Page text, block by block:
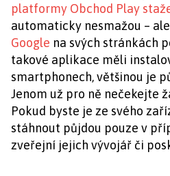
platformy Obchod Play
automaticky nesmažou –
Google na svých stránkách
takové aplikace měli
smartphonech, většinou je
Jenom už pro ně nečekejte
Pokud byste je ze svého
stáhnout půjdou pouze v
zveřejní jejich vývojář či